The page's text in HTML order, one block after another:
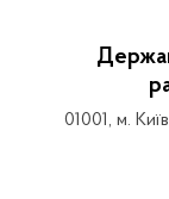
01001, м.